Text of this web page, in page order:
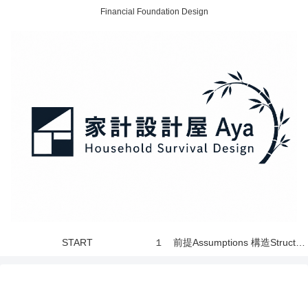
Financial Foundation Design
START